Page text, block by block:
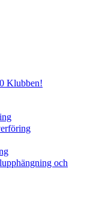
Klubben!
och